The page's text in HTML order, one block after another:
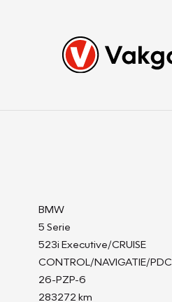
BMW
5 Serie
523i Executive/CRUISE
CONTROL/NAVIGATIE/PDC
26-PZP-6
283272 km